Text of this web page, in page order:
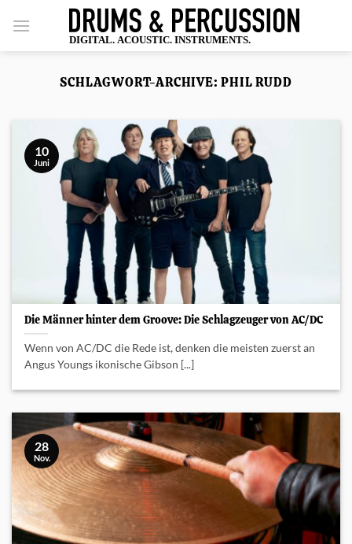
Inhalt
springen
SCHLAGWORT-ARCHIVE:PHIL RUDD
Die Männer hinter dem Groove: Die Schlagzeuger von AC/DC
Wenn von AC/DC die Rede ist, denken die meisten zuerst an
Angus Youngs ikonische Gibson [...]
10
Juni
28
Nov.